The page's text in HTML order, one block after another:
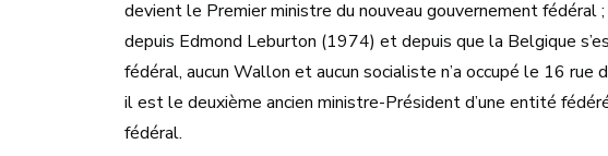
devient le Premier ministre du nouveau gouvernement fédéral
depuis Edmond Leburton (1974) et depuis que la Belgique
fédéral, aucun Wallon et aucun socialiste n’a occupé le 16 rue
il est le deuxième ancien ministre-Président d’une entité
fédéral.